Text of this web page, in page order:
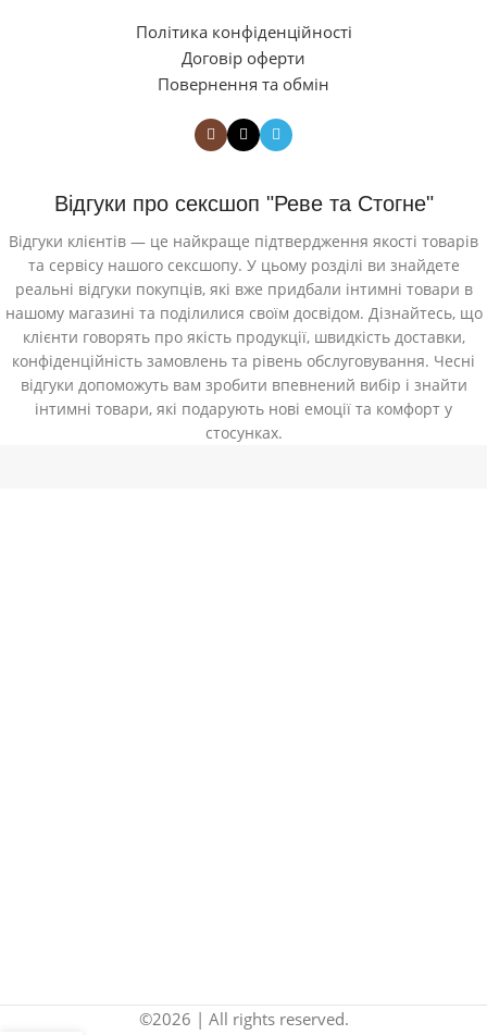
Політика конфіденційності
Договір оферти
Повернення та обмін
Відгуки про сексшоп "Реве та Стогне"
Відгуки клієнтів — це найкраще підтвердження якості товарів
та сервісу нашого сексшопу. У цьому розділі ви знайдете
реальні відгуки покупців, які вже придбали інтимні товари в
нашому магазині та поділилися своїм досвідом. Дізнайтесь, що
клієнти говорять про якість продукції, швидкість доставки,
конфіденційність замовлень та рівень обслуговування. Чесні
відгуки допоможуть вам зробити впевнений вибір і знайти
інтимні товари, які подарують нові емоції та комфорт у
стосунках.
©2026 | All rights reserved.